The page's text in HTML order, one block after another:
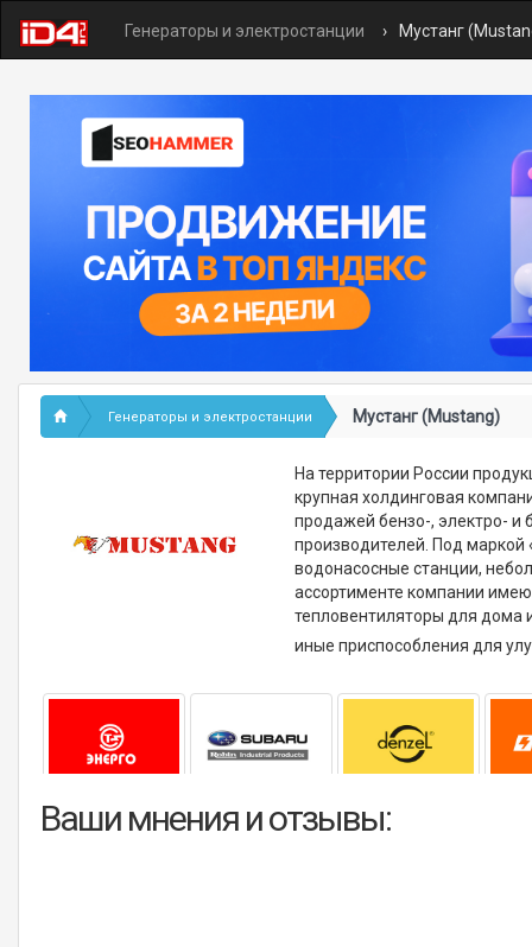
Генераторы и электростанции Мустанг
Генераторы и электростанции Мустанг (Mustang)
На территории России
крупная холдинговая
продажей бензо-, электро- и
производителей. Под маркой
водонасосные станции,
ассортименте компании
тепловентиляторы для дома
иные приспособления для
Ваши мнения и отзывы: